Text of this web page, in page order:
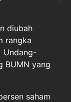
diubah
rangka
Undang-
BUMN yang
saham